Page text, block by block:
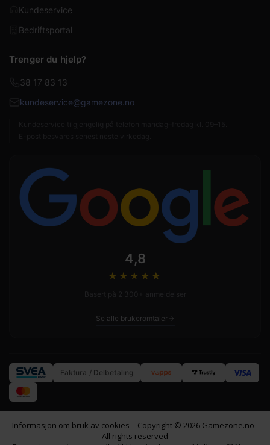
Kundeservice
Bedriftsportal
Trenger du hjelp?
38 17 83 13
kundeservice@gamezone.no
4,8
★★★★ ★
Se alle brukeromtaler
Faktura / Delbetaling
Informasjon om bruk av cookies
Copyright © 2026 Gamezone.no -
All rights reserved